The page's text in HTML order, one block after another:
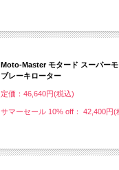
Moto-Master モタード スーパー
ブレーキローター
定価：46,640円(税込)
サマーセール 10% off： 42,400円(